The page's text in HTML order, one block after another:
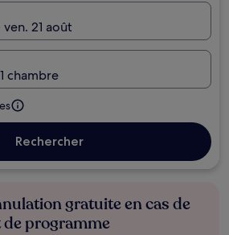
21 août
chambre
Rechercher
gratuite en cas de
programme